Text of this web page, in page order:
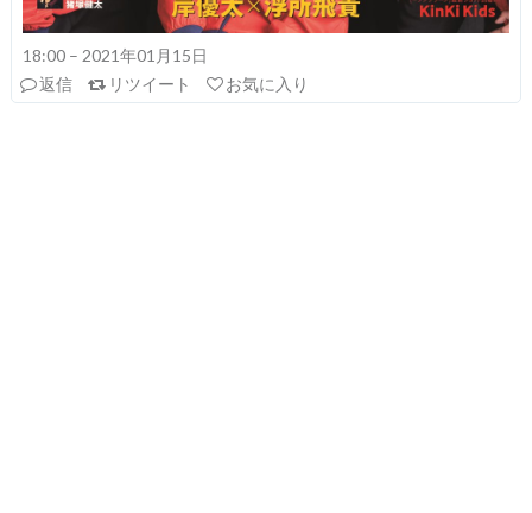
18:00 – 2021年01月15日
返信
リツイート お気に入り